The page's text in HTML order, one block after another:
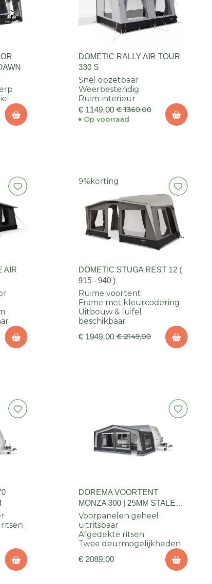
DOMETIC RALLY AIR TOUR
330 S
Snel opzetbaar
Weerbestendig
Ruim interieur
€ 1149,00 € 1360,00
Op voorraad
AIR
9% korting
DOMETIC STUGA REST 12 (
915 - 940 )
Ruime voortent
Frame met kleurcodering
Uitbouw & luifel
beschikbaar
€ 1949,00 € 2149,00
DOREMA VOORTENT
MONZA 300 | 25MM STALEN
FRAME
Voorpanelen geheel
uitritsbaar
Afgedekte ritsen
Twee deurmogelijkheden
€ 2089,00